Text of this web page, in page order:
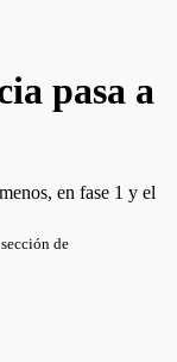
pasa a
en fase 1 y el
de